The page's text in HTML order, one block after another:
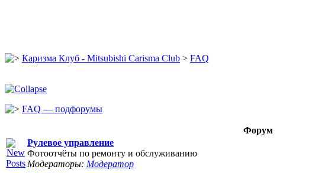
Каризма Клуб - Mitsubishi Carisma Club > FAQ
FAQ — подфорумы
Форум
Рулевое управление
Фотоотчёты по ремонту и обслуживанию
Модераторы: Модератор